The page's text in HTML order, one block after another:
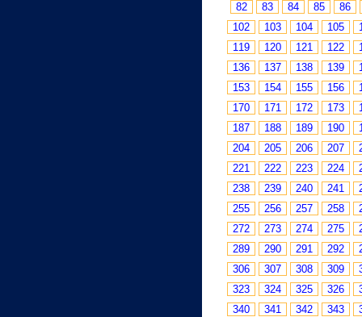
82
83 84 85
86
102
103 104 105
119
120 121 122
136
137 138 139
153
154 155 156
170
171 172 173
187
188 189 190
204
205 206 207
221
222 223 224
238
239 240 241
255
256 257 258
272
273 274 275
289
290 291 292
306
307 308 309
323
324 325 326
340
341 342 343